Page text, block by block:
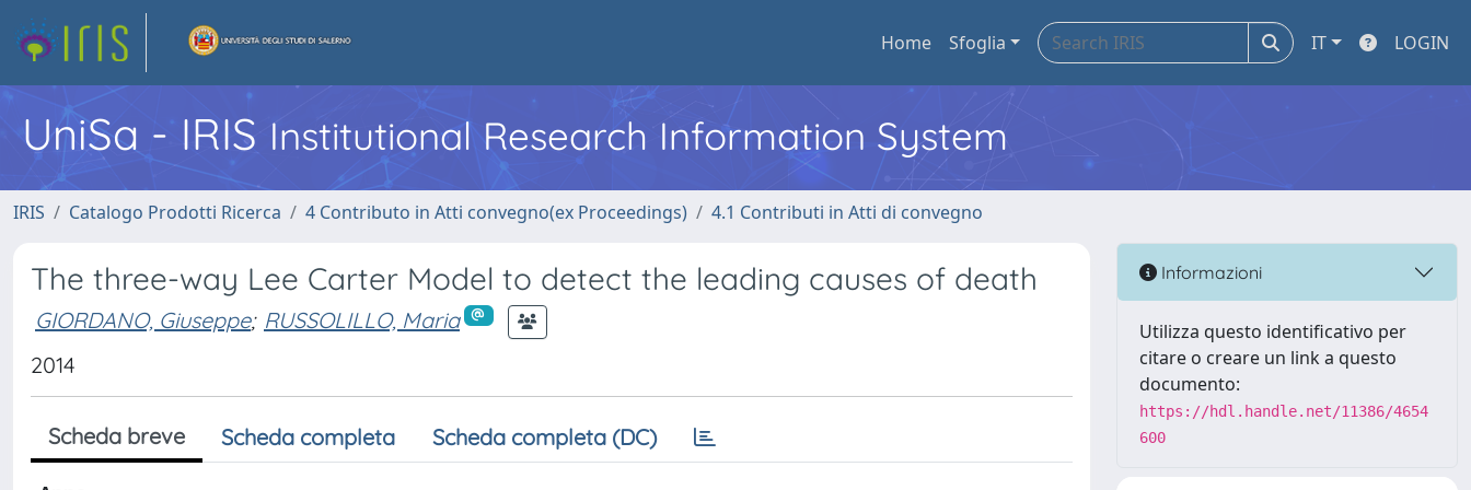
Home Sfoglia IT LOGIN
UniSa - IRIS Institutional Research Information System
IRIS Catalogo Prodotti Ricerca 4 Contributo in Atti convegno(ex Proceedings) 4.1 Contributi in Atti di convegno
The three-way Lee Carter Model to detect the leading causes of death
GIORDANO, Giuseppe; RUSSOLILLO, Maria
2014
Scheda breve Scheda completa Scheda completa (DC)
Informazioni
Utilizza questo identificativo per
citare o creare un link a questo
documento:
https://hdl.handle.net/11386/4654
600